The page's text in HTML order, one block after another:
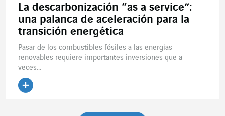
La descarbonización “as a service”:
una palanca de aceleración para la
transición energética
Pasar de los combustibles fósiles a las energías
renovables requiere importantes inversiones que a
veces...